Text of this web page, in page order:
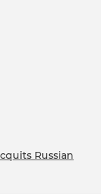
Russian